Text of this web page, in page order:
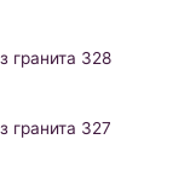
гранита 328
гранита 327